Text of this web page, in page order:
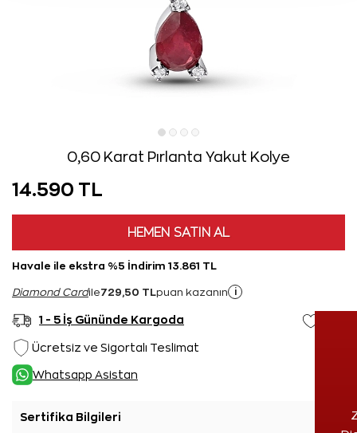
0,60 Karat Pırlanta Yakut Kolye
14.590 TL
HEMEN SATIN AL
Havale ile ekstra %5 İndirim 13.861 TL
Diamond Cardile729,50 TL puan kazanın i
1 - 5 İş Gününde Kargoda
Ücretsiz ve Sigortalı Teslimat
Whatsapp Asistan
Sertifika Bilgileri